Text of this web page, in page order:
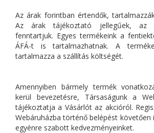
Az árak forintban értendők,
Az árak tájékoztató jellegűek, az
fenntartjuk. Egyes termékeink a
ÁFÁ-t is tartalmazhatnak. A
tartalmazza a szállítás költségét.
Amennyiben bármely termék
kerül bevezetésre, Társaságunk a
tájékoztatja a Vásárlót az akcióról.
Webáruházba történő belépést követően
egyénre szabott kedvezményeinket.